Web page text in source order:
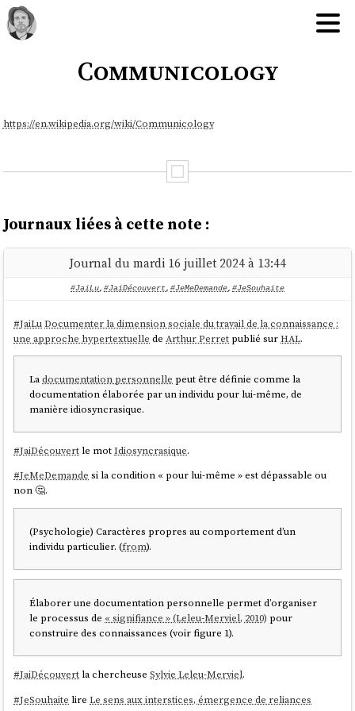
Communicology
https://en.wikipedia.org/wiki/Communicology
Journaux liées à cette note :
Journal du mardi 16 juillet 2024 à 13:44
#JaiLu, #JaiDécouvert, #JeMeDemande, #JeSouhaite
#JaiLu Documenter la dimension sociale du travail de la connaissance :
une approche hypertextuelle deArthur Perret publié surHAL.
Ladocumentation personnelle peut être définie comme la
documentation élaborée par un individu pour lui-même, de
manière idiosyncrasique.
#JaiDécouvertle motIdiosyncrasique.
#JeMeDemande si la condition « pour lui-même » est dépassable ou
non 🤔.
(Psychologie) Caractères propres au comportement d’un
individu particulier. (from).
Élaborer une documentation personnelle permet d’organiser
le processus de « signifiance » (Leleu-Merviel, 2010) pour
construire des connaissances (voir figure 1).
#JaiDécouvertla chercheuseSylvie Leleu-Merviel.
#JeSouhaite lireLe sens aux interstices, émergence de reliances